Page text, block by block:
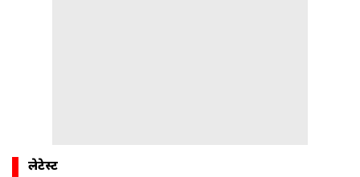
लेटेस्ट